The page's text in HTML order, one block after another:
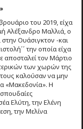
του 2019, είχα
Αλέξανδρο Μαλλιά, ο
στην Ουάσιγκτον -και
την οποία είχα
αποσταλεί τον Μάρτιο
των χωρών της
καλούσαν να μην
«Μακεδονία». Η
Ελύτη, την Ελένη
την Μελίνα